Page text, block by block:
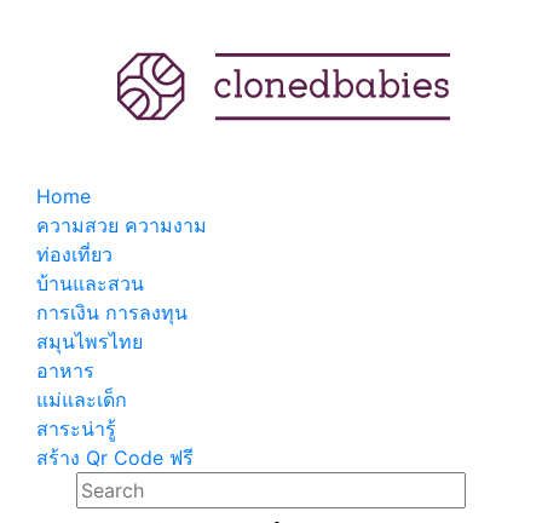
Home
ความสวย ความงาม
ท่องเที่ยว
บ้านและสวน
การเงิน การลงทุน
สมุนไพรไทย
อาหาร
แม่และเด็ก
สาระน่ารู้
สร้าง Qr Code ฟรี